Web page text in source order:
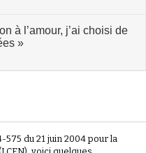
à l’amour, j’ai choisi de
»
du 21 juin 2004 pour la